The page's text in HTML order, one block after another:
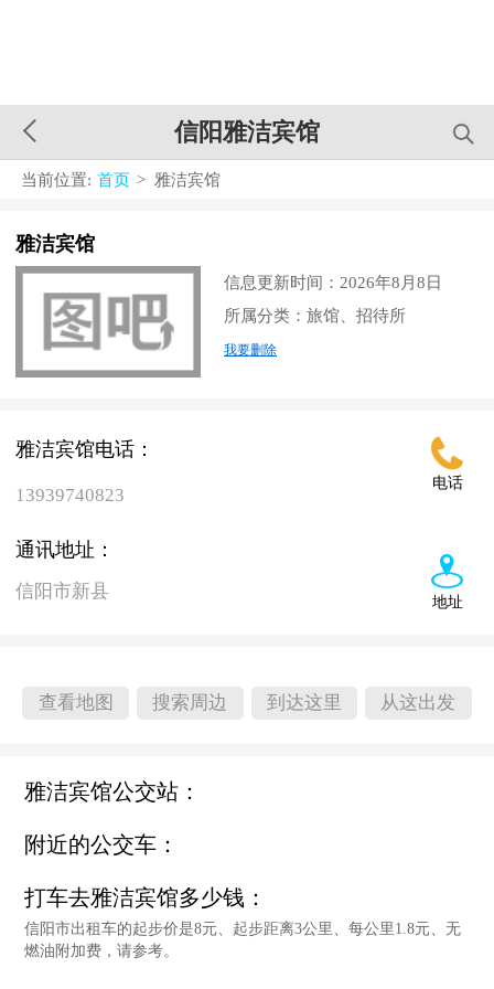
信阳雅洁宾馆
当前位置: 首页 > 雅洁宾馆
雅洁宾馆
信息更新时间：2026年8月8日
所属分类：旅馆、招待所
我要删除
电话
雅洁宾馆电话：
13939740823
地址
通讯地址：
信阳市新县
查看地图 搜索周边 到达这里 从这出发
雅洁宾馆公交站：
附近的公交车：
打车去雅洁宾馆多少钱：
信阳市出租车的起步价是8元、起步距离3公里、每公里1.8元、无
燃油附加费，请参考。